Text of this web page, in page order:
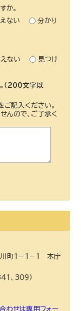
か。
ない
分かり
ない
見つけ
（200文字以
ご記入ください。
んので、ご了承く
町1－1－1 本庁
、309）
わせは専用フォー